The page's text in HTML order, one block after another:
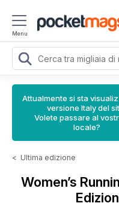
Menu
Attualmente si sta
versione Italy del
Volete passare al
locale?
< Ultima edizione
Women’s